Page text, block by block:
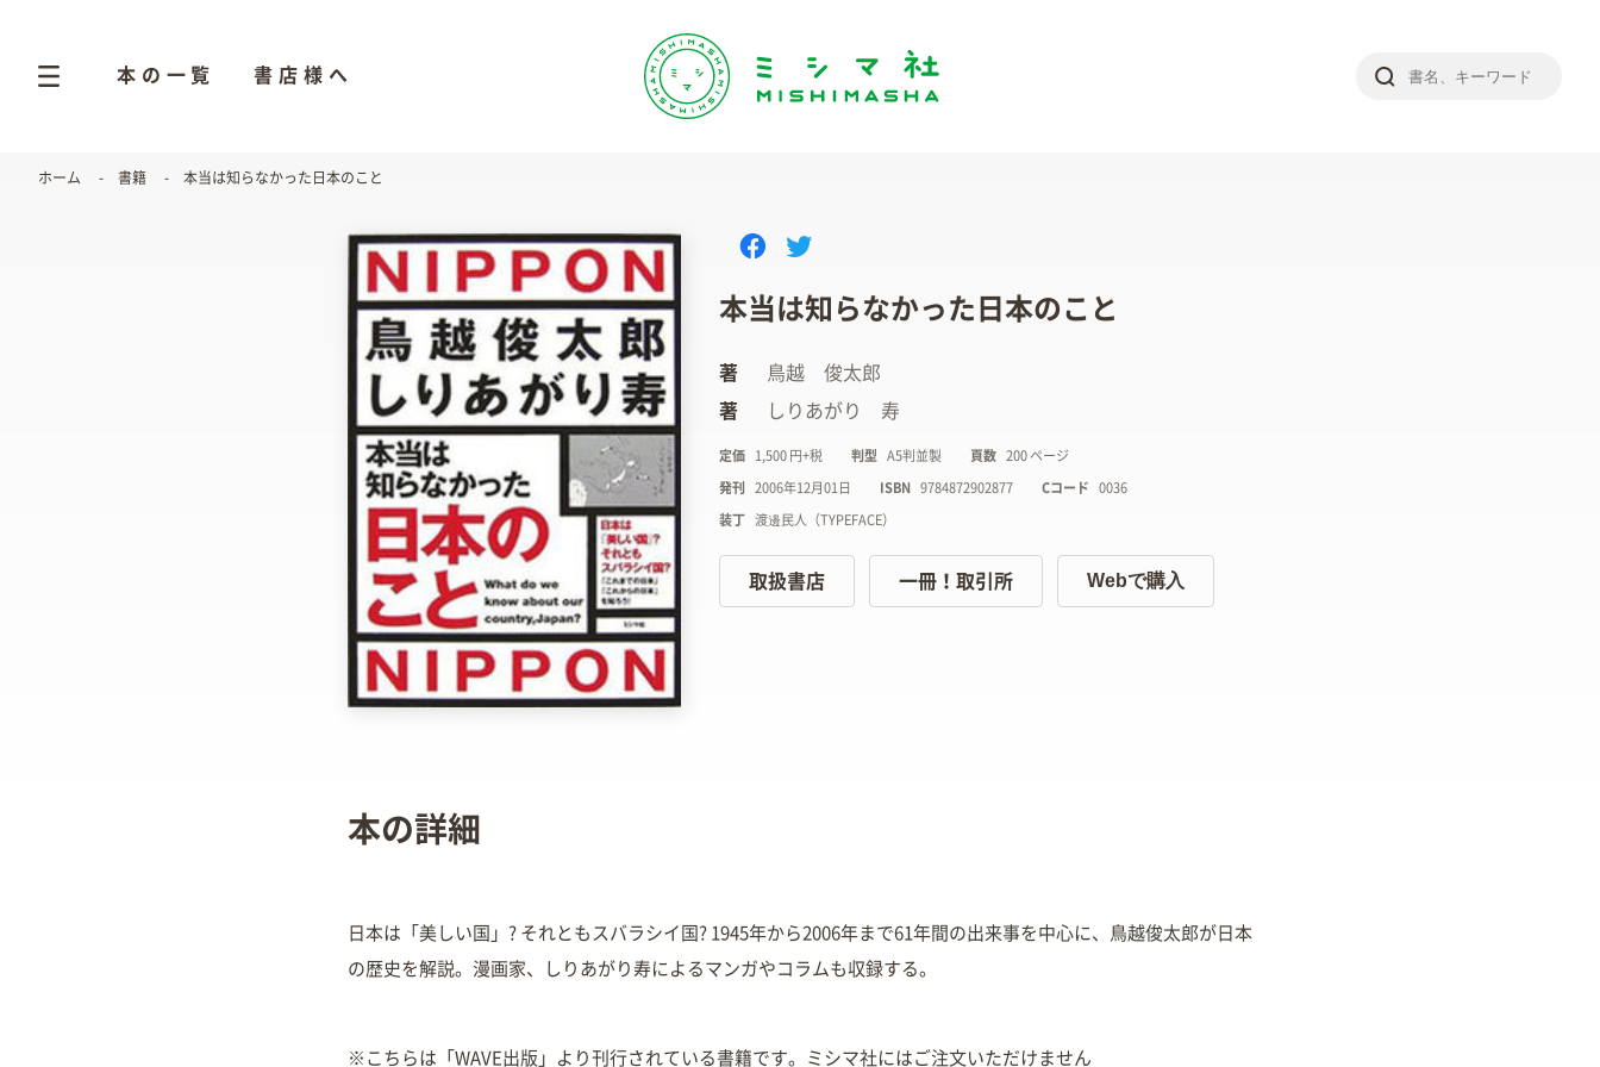
本の一覧 書店様へ
ホーム 書籍 本当は知らなかった日本のこと
本当は知らなかった日本のこと
著
鳥越 俊太郎
著
しりあがり 寿
定価 1,500 円+税 判型 A5判並製 頁数 200 ページ
発刊 2006年12月01日 ISBN 9784872902877 Cコード 0036
装丁 渡邊民人（TYPEFACE）
取扱書店 一冊！取引所 Webで購入
本の詳細
日本は「美しい国」? それともスバラシイ国? 1945年から2006年まで61年間の出来事を中心に、鳥越俊太郎が日本
の歴史を解説。漫画家、しりあがり寿によるマンガやコラムも収録する。
※こちらは「WAVE出版」より刊行されている書籍です。ミシマ社にはご注文いただけません